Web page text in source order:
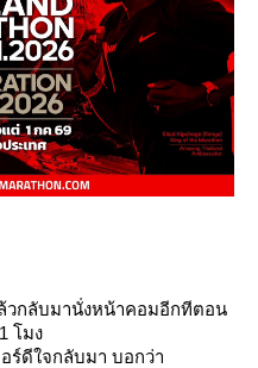
กลับมานั่งหน้าคอมอีกทีตอน
โมง
ร์ดีใจกลับมา บอกว่า